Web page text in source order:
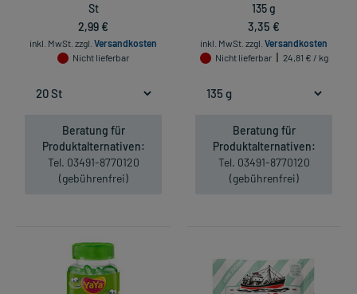
St
2,99 €
inkl. MwSt. zzgl. Versandkosten
Nicht lieferbar
Beratung für
Produktalternativen:
Tel. 03491-8770120
(gebührenfrei)
135 g
3,35 €
inkl. MwSt. zzgl. Versandkosten
Nicht lieferbar
24,81 € / kg
Beratung für
Produktalternativen:
Tel. 03491-8770120
(gebührenfrei)